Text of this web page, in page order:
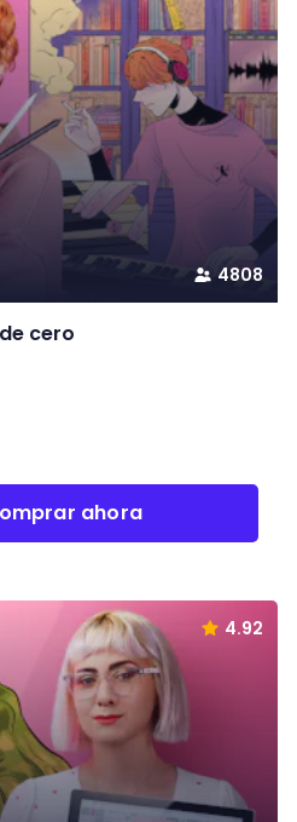
4808
cero
ahora
4.92